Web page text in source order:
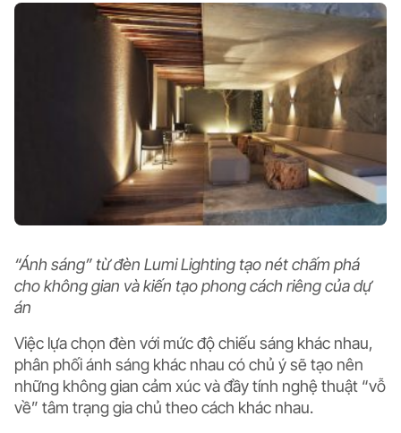
“Ánh sáng” từ đèn Lumi Lighting tạo nét chấm phá
cho không gian và kiến tạo phong cách riêng của dự
án
Việc lựa chọn đèn với mức độ chiếu sáng khác nhau,
phân phối ánh sáng khác nhau có chủ ý sẽ tạo nên
những không gian cảm xúc và đầy tính nghệ thuật “vỗ
về” tâm trạng gia chủ theo cách khác nhau.